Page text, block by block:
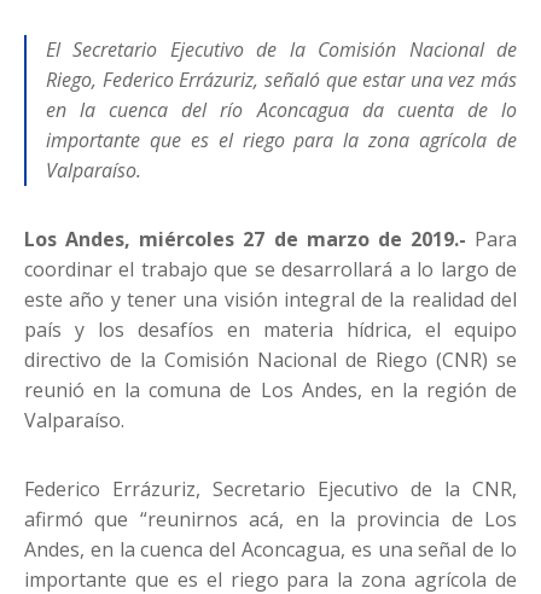
El Secretario Ejecutivo de la Comisión Nacional de
Riego, Federico Errázuriz, señaló que estar una vez más
en la cuenca del río Aconcagua da cuenta de lo
importante que es el riego para la zona agrícola de
Valparaíso.
Los Andes, miércoles 27 de marzo de 2019.- Para
coordinar el trabajo que se desarrollará a lo largo de
este año y tener una visión integral de la realidad del
país y los desafíos en materia hídrica, el equipo
directivo de la Comisión Nacional de Riego (CNR) se
reunió en la comuna de Los Andes, en la región de
Valparaíso.
Federico Errázuriz, Secretario Ejecutivo de la CNR,
afirmó que “reunirnos acá, en la provincia de Los
Andes, en la cuenca del Aconcagua, es una señal de lo
importante que es el riego para la zona agrícola de